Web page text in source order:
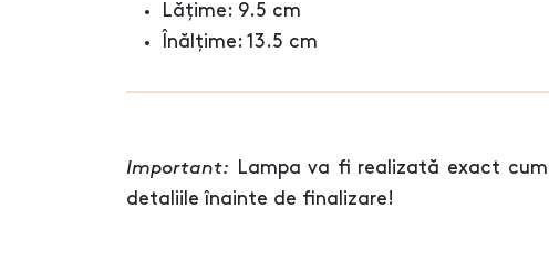
Lățime: 9.5 cm
Înălțime: 13.5 cm
Important: Lampa va fi realizată exact
detaliile înainte de finalizare!